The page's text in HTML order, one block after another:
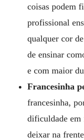
coisas podem
profissional
qualquer cor de
de ensinar
e com maior
Francesinha
francesinha,
dificuldade em
deixar na